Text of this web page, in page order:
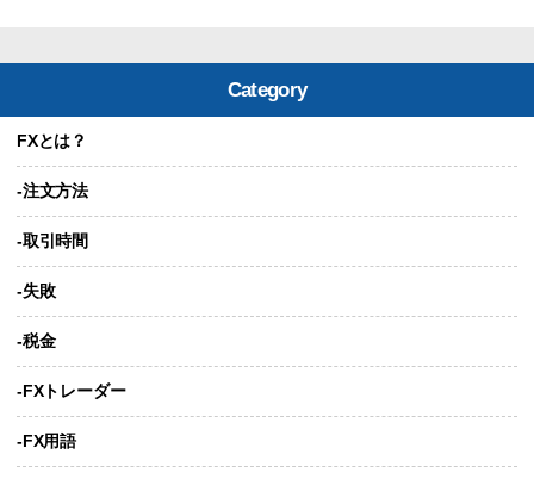
Category
FXとは？
-注文方法
-取引時間
-失敗
-税金
-FXトレーダー
-FX用語